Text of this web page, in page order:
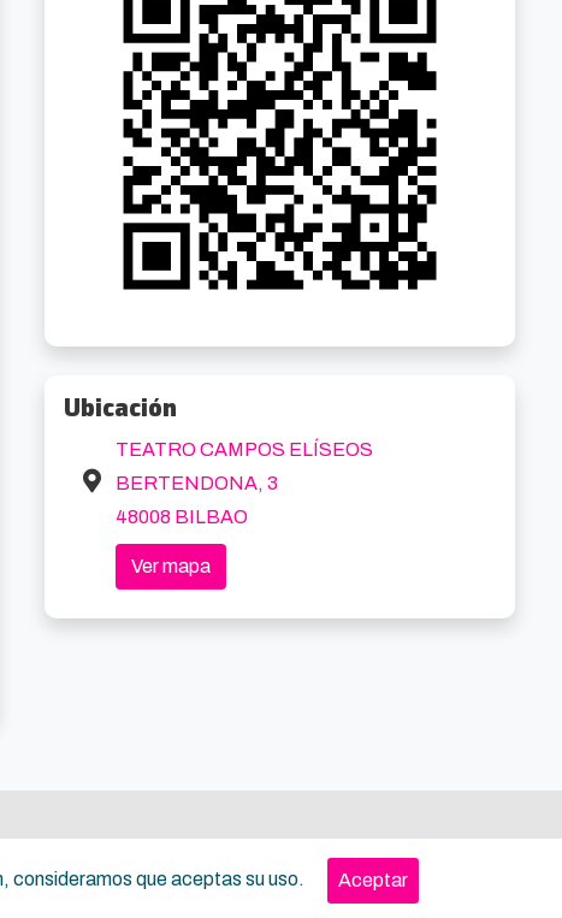
consideramos que aceptas su uso. Aceptar
La Cubana: La cuisine de ma cousine
0.5km
Desde 24€
15/8/2026 19:00
Arriaga Plaza, 1
Bilbao: 1- or 2-Hour Sightseeing Boat Tour
0.7km
Desde 20€
Ubicación
TEATRO CAMPOS ELÍSEOS
BERTENDONA, 3
48008 BILBAO
Ver mapa